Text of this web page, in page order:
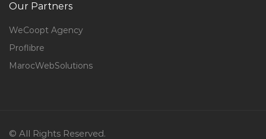
Our Partners
WeCoopt Agency
Proflibre
MarocWebSolutions
© All Rights Reserved.